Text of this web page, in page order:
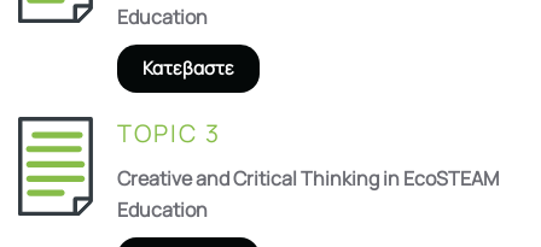
Education
Κατεβαστε
TOPIC 3
Creative and Critical Thinking in EcoSTEAM
Education